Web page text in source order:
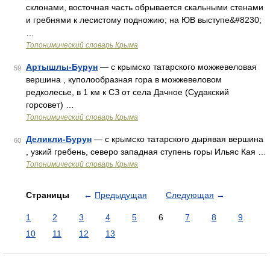
склонами, восточная часть обрывается скальными стенами
и гребнями к лесистому подножию; на ЮВ выступе&#8230;
Топонимический словарь Крыма
59 Артышлы-Бурун — с крымско татарского можжевеловая
вершина , куполообразная гора в можжевеловом
редколесье, в 1 км к СЗ от села Дачное (Судакский
горсовет) …
Топонимический словарь Крыма
60 Деликли-Бурун — с крымско татарского дырявая вершина
, узкий гребень, северо западная ступень горы Ильяс Кая …
Топонимический словарь Крыма
Страницы ← Предыдущая Следующая →
1 2 3 4 5 6 7 8
9
10
11 12 13